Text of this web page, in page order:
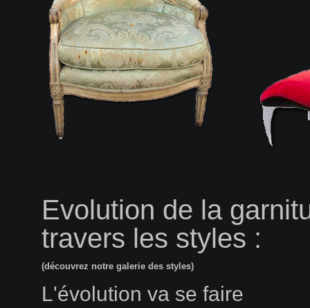
Evolution de la
travers les styles :
(découvrez notre galerie des styles)
L'évolution va se faire